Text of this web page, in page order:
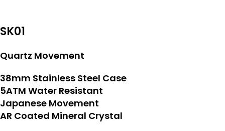
SK01
Quartz Movement
38mm Stainless Steel Case
5ATM Water Resistant
Japanese Movement
AR Coated Mineral Crystal